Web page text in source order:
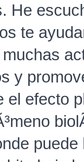
He
te
y
el efecto